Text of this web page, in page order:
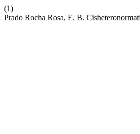
(1)
Prado Rocha Rosa, E. B.